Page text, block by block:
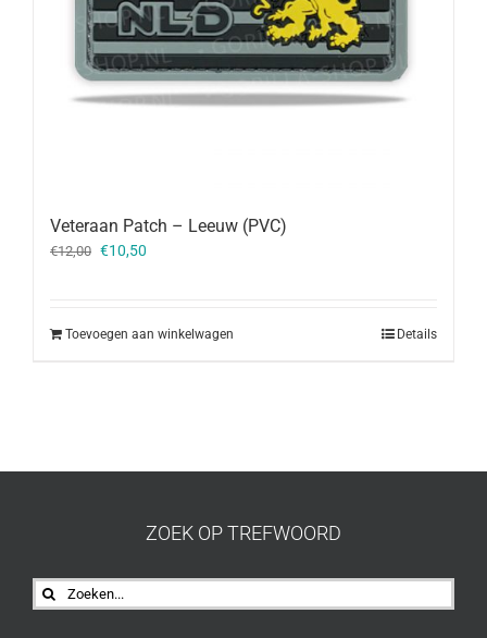
Veteraan Patch – Leeuw (PVC)
€12,00 Oorspronkelijke
€10,50
Toevoegen aan winkelwagen Details
ZOEK OP TREFWOORD
Zoeken
naar: